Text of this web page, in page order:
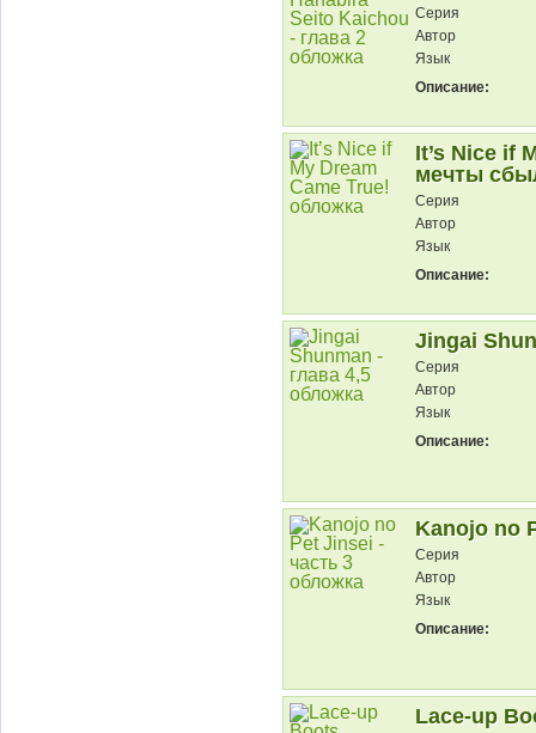
Серия
Автор
Язык
Описание:
It’s Nice if
мечты
Серия
Автор
Язык
Описание:
Jingai
Серия
Автор
Язык
Описание:
Kanojo no
Серия
Автор
Язык
Описание:
Lace-up